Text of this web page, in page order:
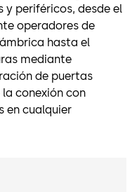
y periféricos, desde el
operadores de
hasta el
mediante
de puertas
conexión con
en cualquier